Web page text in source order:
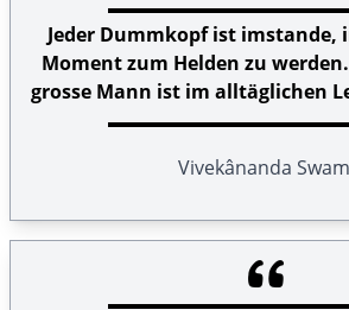
Jeder Dummkopf ist imstande,
Moment zum Helden zu
grosse Mann ist im alltäglichen
Vivekânanda